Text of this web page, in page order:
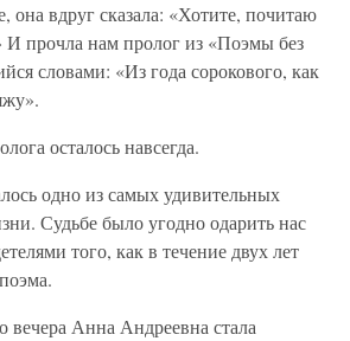
вдруг сказала: «Хотите, почитаю
И прочла нам пролог из «Поэмы без
словами: «Из года сорокового, как
осталось навсегда.
одно из самых удивительных
Судьбе было угодно одарить нас
того, как в течение двух лет
вечера Анна Андреевна стала